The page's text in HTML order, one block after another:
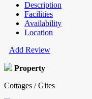
Description
Facilities
Availability
Location
Add Review
Property
Cottages / Gites